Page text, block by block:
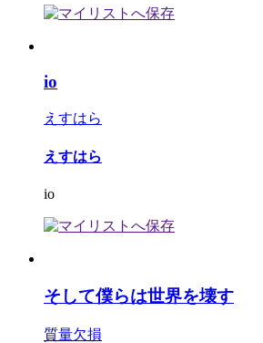
io
えすはら
えすはら
io
そして僕らは世界を壊す
質量欠損